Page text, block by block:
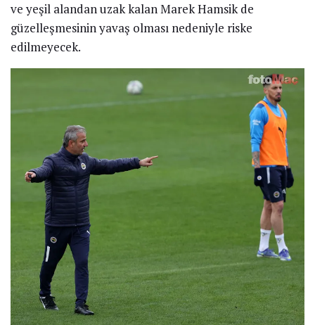
ve yeşil alandan uzak kalan Marek Hamsik de
güzelleşmesinin yavaş olması nedeniyle riske
edilmeyecek.